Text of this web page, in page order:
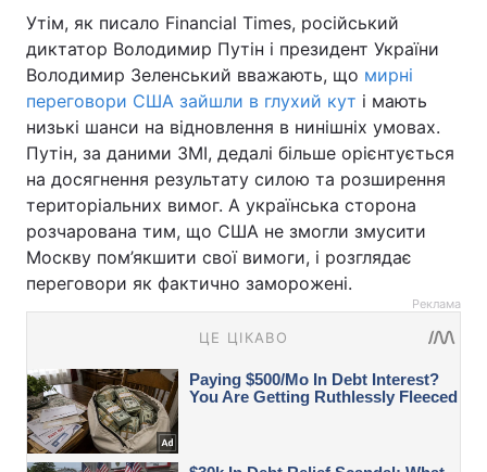
Утім, як писало Financial Times, російський
диктатор Володимир Путін і президент України
Володимир Зеленський вважають, що мирні
переговори США зайшли в глухий кут і мають
низькі шанси на відновлення в нинішніх умовах.
Путін, за даними ЗМІ, дедалі більше орієнтується
на досягнення результату силою та розширення
територіальних вимог. А українська сторона
розчарована тим, що США не змогли змусити
Москву пом’якшити свої вимоги, і розглядає
переговори як фактично заморожені.
Реклама